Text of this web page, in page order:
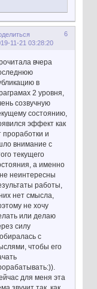
6
11-21 03:28:20
вчера
в
2 уровня,
созвучную
состоянию,
эффект как
проработки и
внимание с
текущего
а именно
неинтересны
работы,
нет смысла,
не хочу
или делаю
силу
с
чтобы его
для меня эта